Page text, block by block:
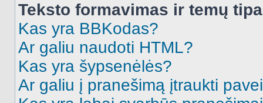
Teksto formavimas ir temų
Kas yra BBKodas?
Ar galiu naudoti HTML?
Kas yra šypsenėlės?
Ar galiu į pranešimą įtraukti